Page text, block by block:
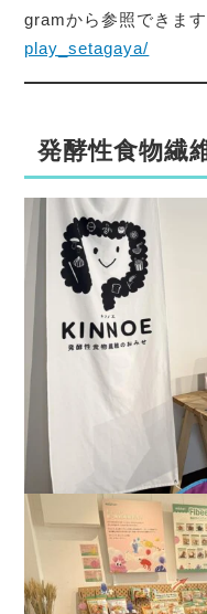
gramから参照できます
play_setagaya/
発酵性食物繊